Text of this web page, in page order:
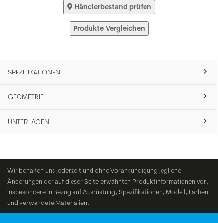
Händlerbestand prüfen
Produkte Vergleichen
SPEZIFIKATIONEN
GEOMETRIE
UNTERLAGEN
Wir behalten uns jederzeit und ohne Vorankündigung jegliche
Änderungen der auf dieser Seite erwähnten Produktinformationen vor,
insbesondere in Bezug auf Ausrüstung, Spezifikationen, Modell, Farben
und verwendete Materialien.